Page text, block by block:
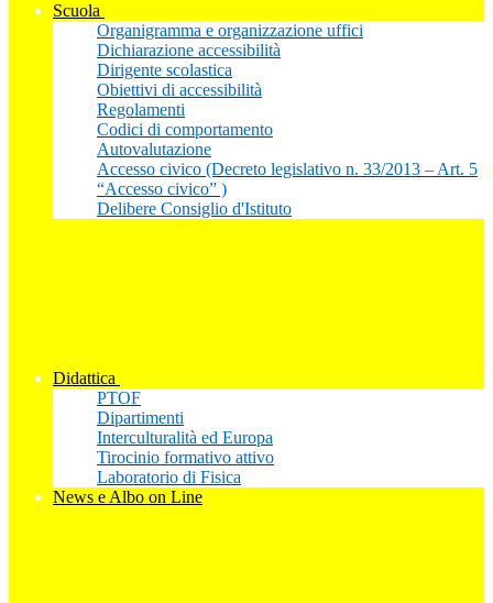
Scuola
Organigramma e organizzazione uffici
Dichiarazione accessibilità
Dirigente scolastica
Obiettivi di accessibilità
Regolamenti
Codici di comportamento
Autovalutazione
Accesso civico (Decreto legislativo n. 33/2013 – Art. 5
“Accesso civico” )
Delibere Consiglio d'Istituto
Didattica
PTOF
Dipartimenti
Interculturalità ed Europa
Tirocinio formativo attivo
Laboratorio di Fisica
News e Albo on Line